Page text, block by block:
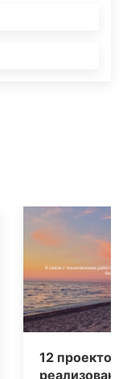
12 проектов